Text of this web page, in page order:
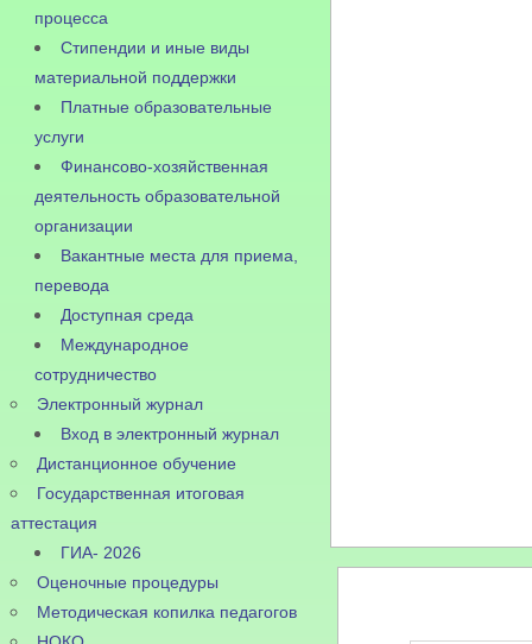
процесса
Стипендии и иные виды
материальной поддержки
Платные образовательные
услуги
Финансово-хозяйственная
деятельность образовательной
организации
Вакантные места для приема,
перевода
Доступная среда
Международное
сотрудничество
Электронный журнал
Вход в электронный журнал
Дистанционное обучение
Государственная итоговая
аттестация
ГИА- 2026
Оценочные процедуры
Методическая копилка педагогов